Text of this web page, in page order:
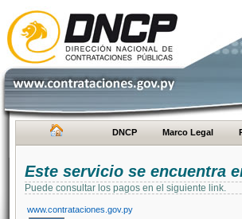
DNCP Marco Legal
Este servicio se encuentra
Puede consultar los pagos en el siguiente link.
www.contrataciones.gov.py